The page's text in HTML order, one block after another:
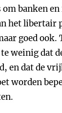
banken
het libertair
goed ook.
weinig dat
en dat de
worden